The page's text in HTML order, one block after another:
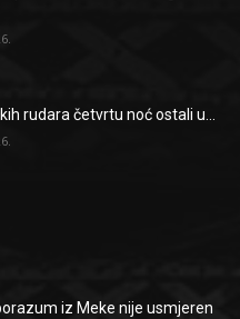
rudara četvrtu noć ostali u...
iz Meke nije usmjeren